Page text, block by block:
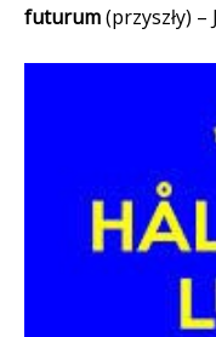
futurum(przyszły)